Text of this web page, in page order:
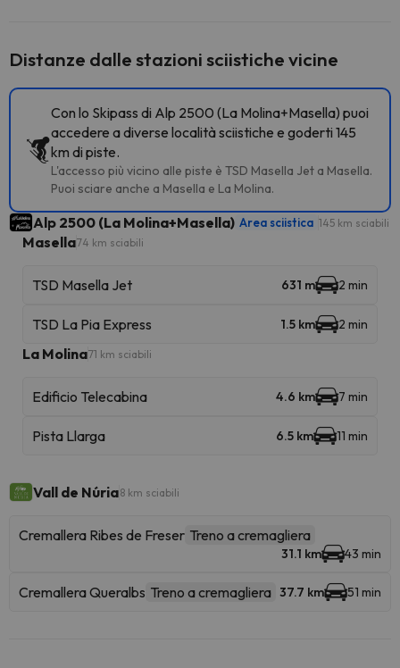
Distanze dalle stazioni sciistiche vicine
Con lo Skipass di Alp 2500 (La Molina+Masella) puoi
accedere a diverse località sciistiche e goderti 145
km di piste.
L'accesso più vicino alle piste è TSD Masella Jet a Masella.
Puoi sciare anche a Masella e La Molina.
Alp 2500 (La Molina+Masella) Area sciistica 145 km sciabili
Masella74 km sciabili
TSD Masella Jet 631 m 2 min
TSD La Pia Express 1.5 km 2 min
La Molina71 km sciabili
Edificio Telecabina 4.6 km 7 min
Pista Llarga 6.5 km 11 min
Vall de Núria8 km sciabili
Cremallera Ribes de Freser Treno a cremagliera
31.1 km 43 min
Cremallera Queralbs Treno a cremagliera 37.7 km 51 min